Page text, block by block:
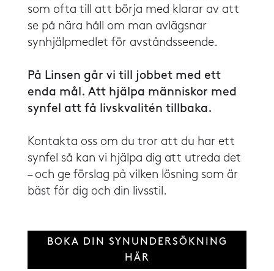
som ofta till att börja med klarar av att
se på nära håll om man avlägsnar
synhjälpmedlet för avståndsseende.
På Linsen går vi till jobbet med ett
enda mål. Att hjälpa människor med
synfel att få livskvalitén tillbaka.
Kontakta oss om du tror att du har ett
synfel så kan vi hjälpa dig att utreda det
– och ge förslag på vilken lösning som är
bäst för dig och din livsstil.
BOKA DIN SYNUNDERSÖKNING
HÄR